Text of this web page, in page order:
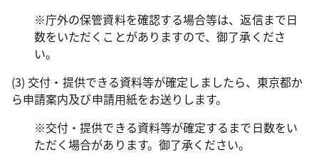
※庁外の保管資料を確認する場合等は、返信まで日
数をいただくことがありますので、御了承くださ
い。
(3) 交付・提供できる資料等が確定しましたら、東京都か
ら申請案内及び申請用紙をお送りします。
※交付・提供できる資料等が確定するまで日数をい
ただく場合があります。御了承ください。